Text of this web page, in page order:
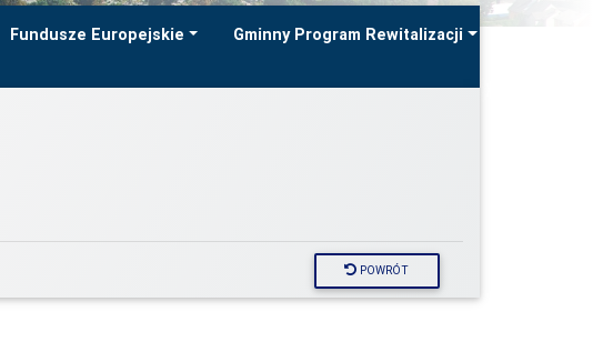
Fundusze Europejskie Gminny Program Rewitalizacji
POWRÓT